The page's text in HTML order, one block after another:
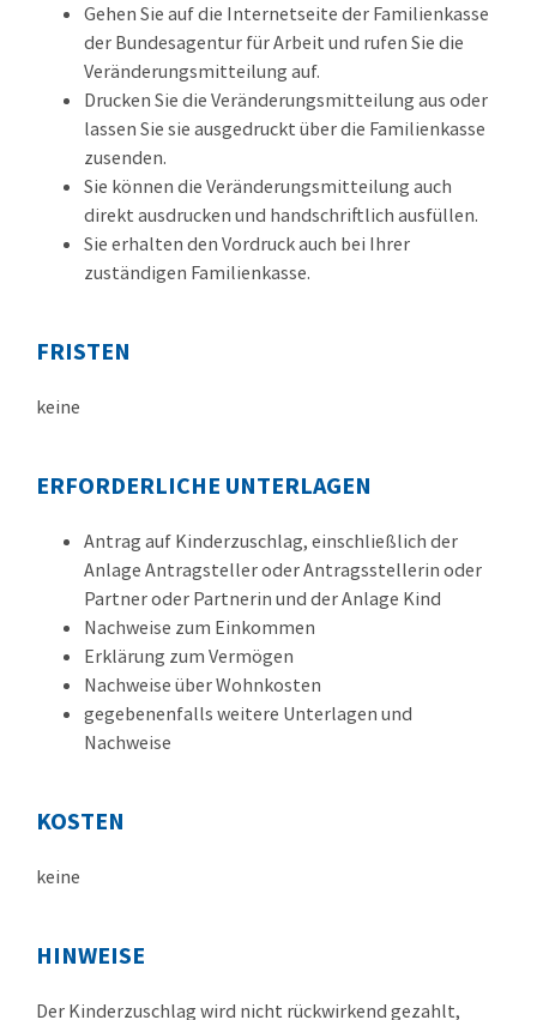
Gehen Sie auf die Internetseite der Familienkasse
der Bundesagentur für Arbeit und rufen Sie die
Veränderungsmitteilung auf.
Drucken Sie die Veränderungsmitteilung aus oder
lassen Sie sie ausgedruckt über die Familienkasse
zusenden.
Sie können die Veränderungsmitteilung auch
direkt ausdrucken und handschriftlich ausfüllen.
Sie erhalten den Vordruck auch bei Ihrer
zuständigen Familienkasse.
FRISTEN
keine
ERFORDERLICHE UNTERLAGEN
Antrag auf Kinderzuschlag, einschließlich der
Anlage Antragsteller oder Antragsstellerin oder
Partner oder Partnerin und der Anlage Kind
Nachweise zum Einkommen
Erklärung zum Vermögen
Nachweise über Wohnkosten
gegebenenfalls weitere Unterlagen und
Nachweise
KOSTEN
keine
HINWEISE
Der Kinderzuschlag wird nicht rückwirkend gezahlt,